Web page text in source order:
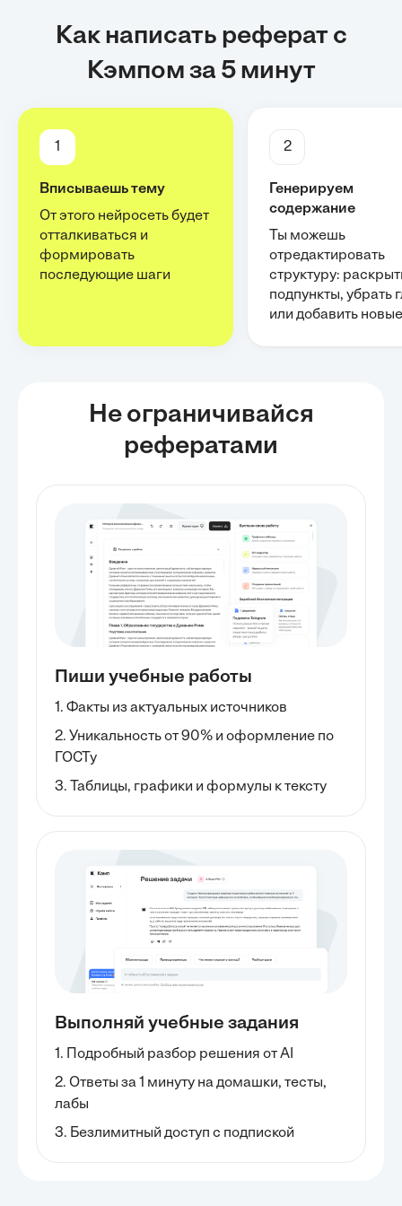
Как написать реферат с
Кэмпом за 5 минут
1
Вписываешь тему
От этого нейросеть будет
отталкиваться и
формировать
последующие шаги
2
Генерируем
содержание
Ты можешь
отредактировать
структуру:
подпункты, убрать
или добавить новые
Не ограничивайся
рефератами
Пиши учебные работы
1. Факты из актуальных источников
2. Уникальность от 90% и оформление по
ГОСТу
3. Таблицы, графики и формулы к тексту
Выполняй учебные задания
1. Подробный разбор решения от AI
2. Ответы за 1 минуту на домашки, тесты,
лабы
3. Безлимитный доступ с подпиской